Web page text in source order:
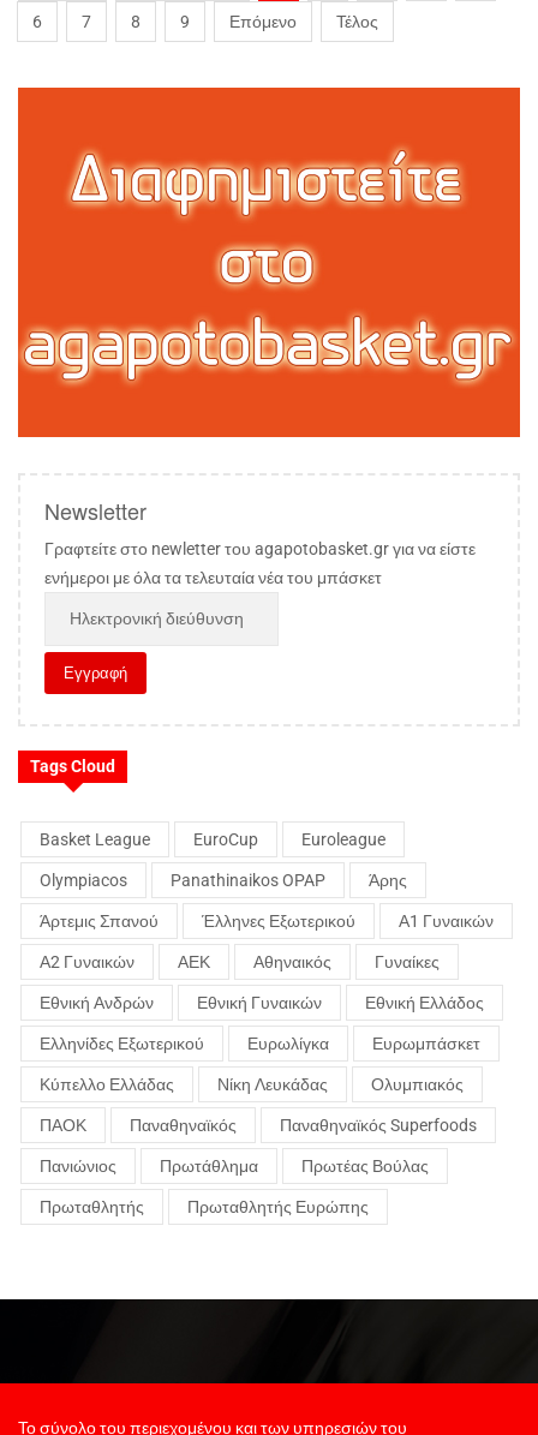
6 7 8 9 Επόμενο Τέλος
Newsletter
Γραφτείτε στο newletter του agapotobasket.gr για να είστε
ενήμεροι με όλα τα τελευταία νέα του μπάσκετ
Tags Cloud
Basket League EuroCup Euroleague
Olympiacos Panathinaikos OPAP Άρης
Άρτεμις Σπανού Έλληνες Εξωτερικού Α1 Γυναικών
Α2 Γυναικών ΑΕΚ Αθηναικός Γυναίκες
Εθνική Ανδρών Εθνική Γυναικών Εθνική Ελλάδος
Ελληνίδες Εξωτερικού Ευρωλίγκα Ευρωμπάσκετ
Κύπελλο Ελλάδας Νίκη Λευκάδας Ολυμπιακός
ΠΑΟΚ Παναθηναϊκός Παναθηναϊκός Superfoods
Πανιώνιος Πρωτάθλημα Πρωτέας Βούλας
Πρωταθλητής Πρωταθλητής Ευρώπης
Το σύνολο του περιεχομένου και των υπηρεσιών του